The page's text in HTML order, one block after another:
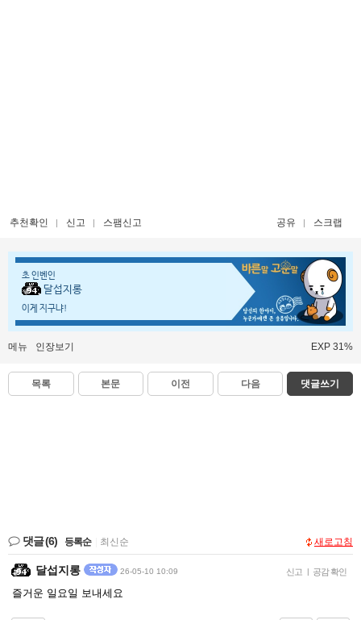
추천확인 신고 스팸신고 공유 스크랩
초 인벤인
달섭지롱
이게 지구냐!
메뉴 인장보기 EXP 31%
목록 본문 이전 다음 댓글쓰기
댓글(6) 등록순 최신순 새로고침
달섭지롱 26-05-10 10:09 신고 | 공감 확인
즐거운 일요일 보내세요